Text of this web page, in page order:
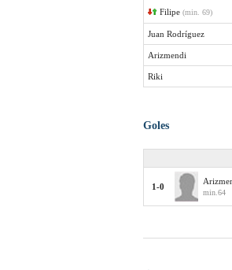
Filipe (min. 69)
Juan Rodríguez
Arizmendi
Riki
Goles
1-0
min.64